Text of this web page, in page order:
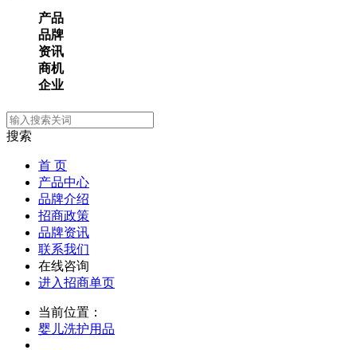
产品
品牌
资讯
商机
企业
搜索
首 页
产品中心
品牌介绍
招商政策
品牌资讯
联系我们
在线咨询
进入招商单页
当前位置：
婴儿洗护用品